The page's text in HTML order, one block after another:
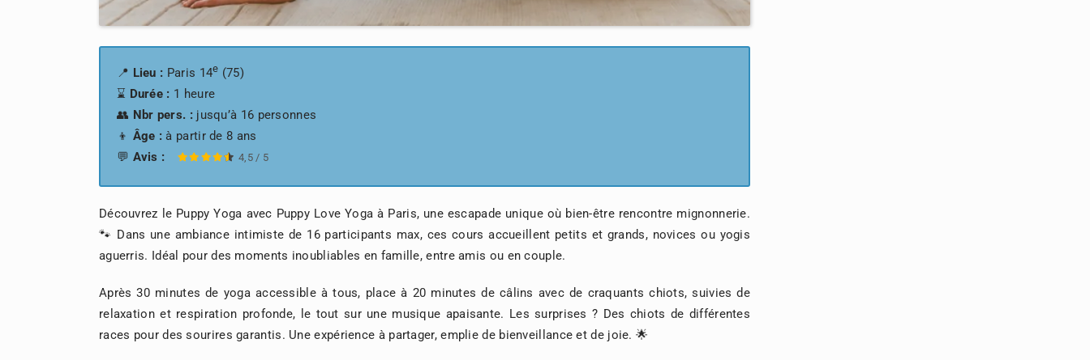
📍 Lieu : Paris 14e (75)
⌛ Durée : 1 heure
👥 Nbr pers. : jusqu’à 16 personnes
👦 Âge : à partir de 8 ans
💬 Avis : 4,5/ 5
Découvrez le Puppy Yoga avec Puppy Love Yoga à Paris, une escapade unique où bien-être rencontre mignonnerie.
🐾 Dans une ambiance intimiste de 16 participants max, ces cours accueillent petits et grands, novices ou yogis
aguerris. Idéal pour des moments inoubliables en famille, entre amis ou en couple.
Après 30 minutes de yoga accessible à tous, place à 20 minutes de câlins avec de craquants chiots, suivies de
relaxation et respiration profonde, le tout sur une musique apaisante. Les surprises ? Des chiots de différentes
races pour des sourires garantis. Une expérience à partager, emplie de bienveillance et de joie. 🌟